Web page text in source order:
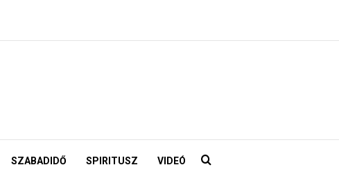
SZABADIDŐ SPIRITUSZ VIDEÓ Keresés: